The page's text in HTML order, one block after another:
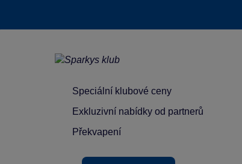
Speciální klubové ceny
Exkluzivní nabídky od partnerů
Překvapení